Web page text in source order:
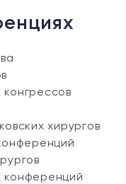
хирургов
конференций